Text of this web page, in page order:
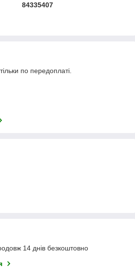
84335407
по передоплаті.
14 днів безкоштовно